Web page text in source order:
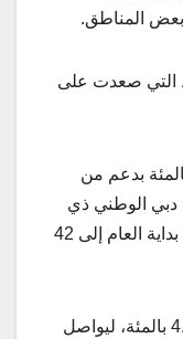
بعض المناطق.
التي صعدت على
مؤشر أسهم دبي الرئيسي 5.5 بالمئة بدعم من
دبي الوطني ذي
الثقل، مما يقلص إجمالي خسارته منذ بداية العام إلى 42
وارتفع سهم إعمار العقارية القيادي 4.4 بالمئة، ليواصل